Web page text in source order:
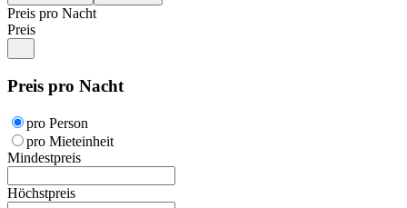
Preis pro Nacht
Preis
Preis pro Nacht
pro Person
pro Mieteinheit
Mindestpreis
Höchstpreis